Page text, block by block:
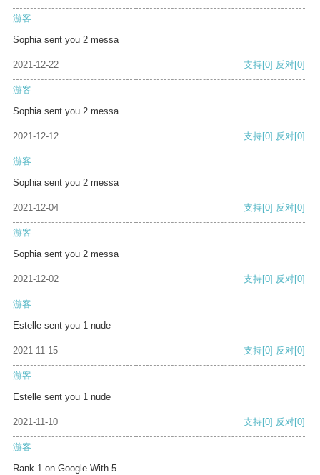
游客
Sophia sent you 2 messa
2021-12-22 支持[0] 反对[0]
游客
Sophia sent you 2 messa
2021-12-12 支持[0] 反对[0]
游客
Sophia sent you 2 messa
2021-12-04 支持[0] 反对[0]
游客
Sophia sent you 2 messa
2021-12-02 支持[0] 反对[0]
游客
Estelle sent you 1 nude
2021-11-15 支持[0] 反对[0]
游客
Estelle sent you 1 nude
2021-11-10 支持[0] 反对[0]
游客
Rank 1 on Google With 5